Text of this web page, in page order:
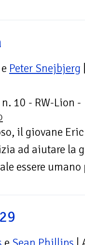
e Peter Snejbjerg
n. 10 - RW-Lion -
il giovane
ad aiutare la
essere umano